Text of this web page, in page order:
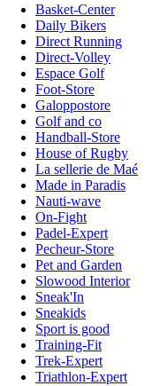
Basket-Center
Daily Bikers
Direct Running
Direct-Volley
Espace Golf
Foot-Store
Galoppostore
Golf and co
Handball-Store
House of Rugby
La sellerie de Maé
Made in Paradis
Nauti-wave
On-Fight
Padel-Expert
Pecheur-Store
Pet and Garden
Slowood Interior
Sneak'In
Sneakids
Sport is good
Training-Fit
Trek-Expert
Triathlon-Expert